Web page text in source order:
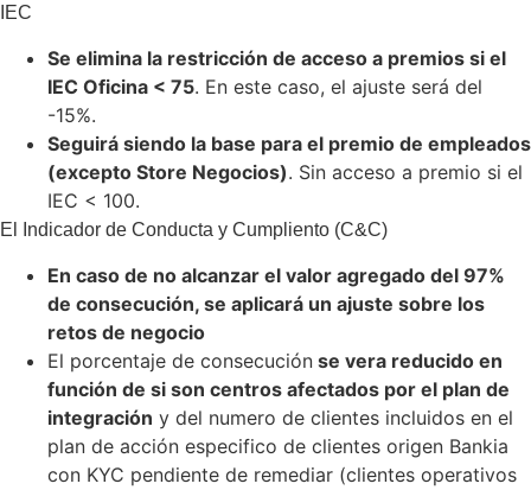
IEC
Se elimina la restricción de acceso a premios si el
IEC Oficina < 75. En este caso, el ajuste será del
-15%.
Seguirá siendo la base para el premio de empleados
(excepto Store Negocios). Sin acceso a premio si el
IEC < 100.
El Indicador de Conducta y Cumpliento (C&C)
En caso de no alcanzar el valor agregado del 97%
de consecución, se aplicará un ajuste sobre los
retos de negocio
El porcentaje de consecución se vera reducido en
función de si son centros afectados por el plan de
integración y del numero de clientes incluidos en el
plan de acción especifico de clientes origen Bankia
con KYC pendiente de remediar (clientes operativos